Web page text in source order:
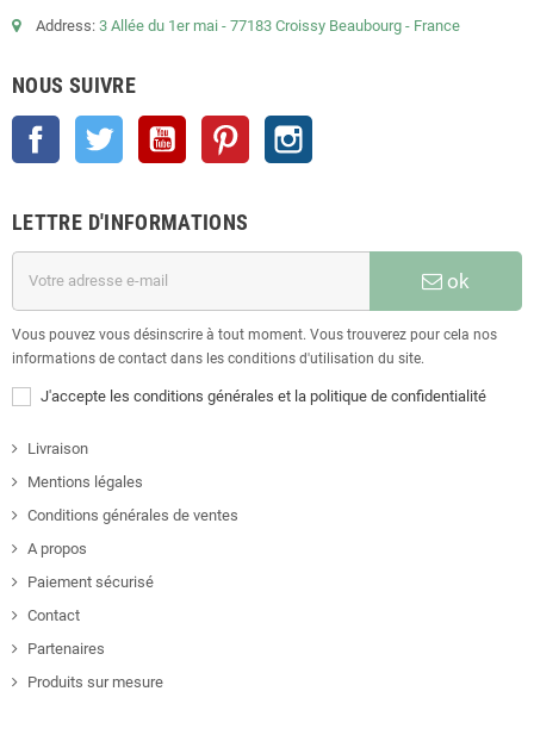
Address: 3 Allée du 1er mai - 77183 Croissy Beaubourg - France
NOUS SUIVRE
Facebook Twitter YouTube Pinterest
LETTRE D'INFORMATIONS
ok
Vous pouvez vous désinscrire à tout moment. Vous trouverez pour cela nos
informations de contact dans les conditions d'utilisation du site.
J'accepte les conditions générales et la politique de confidentialité
Livraison
Mentions légales
Conditions générales de ventes
A propos
Paiement sécurisé
Contact
Partenaires
Produits sur mesure